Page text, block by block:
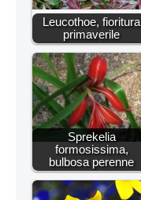
Leucothoe, fioritura
primaverile
Sprekelia
formosissima,
bulbosa perenne